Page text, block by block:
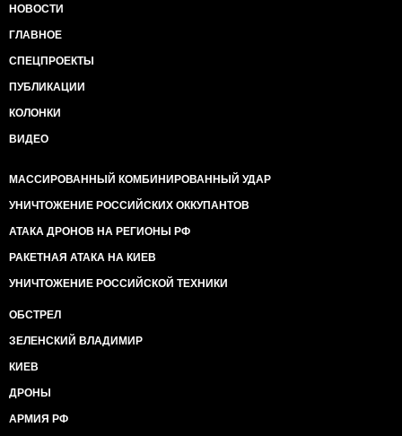
НОВОСТИ
ГЛАВНОЕ
СПЕЦПРОЕКТЫ
ПУБЛИКАЦИИ
КОЛОНКИ
ВИДЕО
МАССИРОВАННЫЙ КОМБИНИРОВАННЫЙ УДАР
УНИЧТОЖЕНИЕ РОССИЙСКИХ ОККУПАНТОВ
АТАКА ДРОНОВ НА РЕГИОНЫ РФ
РАКЕТНАЯ АТАКА НА КИЕВ
УНИЧТОЖЕНИЕ РОССИЙСКОЙ ТЕХНИКИ
ОБСТРЕЛ
ЗЕЛЕНСКИЙ ВЛАДИМИР
КИЕВ
ДРОНЫ
АРМИЯ РФ